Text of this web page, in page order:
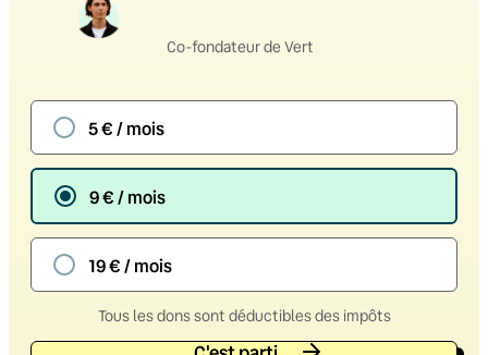
Co-fondateur de Vert
5 € / mois
9 € / mois
19 € / mois
Tous les dons sont déductibles des impôts